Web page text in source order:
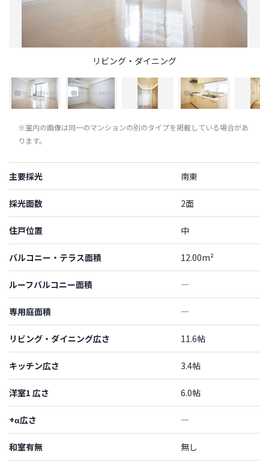
リビング・ダイニング
※室内の画像は同一のマンションの別のタイプを掲載している場合があ
ります。
主要採光 南東
採光面数 2面
住戸位置 中
バルコニー・テラス面積 12.00m²
ルーフバルコニー面積 ―
専用庭面積 ―
リビング・ダイニング広さ 11.6帖
キッチン広さ 3.4帖
洋室1 広さ 6.0帖
+α広さ ―
和室有無 無し